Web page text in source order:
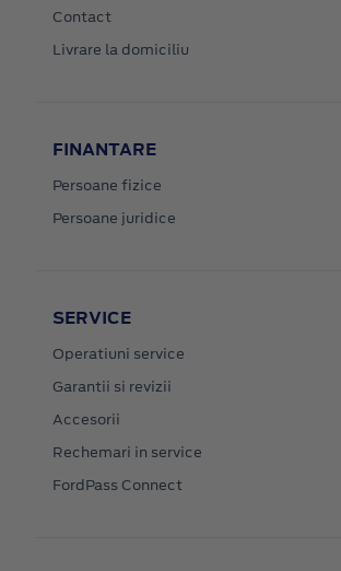
Contact
Livrare la domiciliu
FINANTARE
Persoane fizice
Persoane juridice
SERVICE
Operatiuni service
Garantii si revizii
Accesorii
Rechemari in service
FordPass Connect